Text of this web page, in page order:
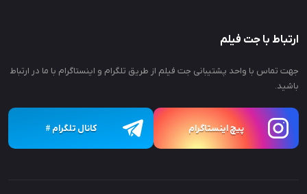
ارتباط با جت فیلم
جهت تماس با واحد پشتیبانی جت فیلم از طریق تلگرام و اینستاگرام با ما در ارتباط
باشید.
پیچ اینستاگرام کانال تلگرام #